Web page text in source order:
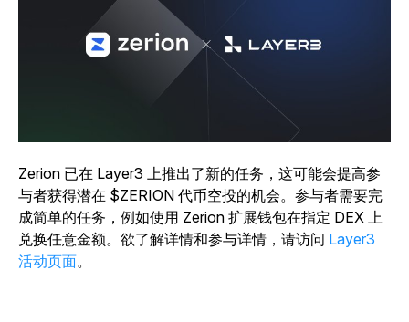
Zerion 已在 Layer3 上推出了新的任务，这可能会提高参
与者获得潜在 $ZERION 代币空投的机会。参与者需要完
成简单的任务，例如使用 Zerion 扩展钱包在指定 DEX 上
兑换任意金额。欲了解详情和参与详情，请访问 Layer3
活动页面。